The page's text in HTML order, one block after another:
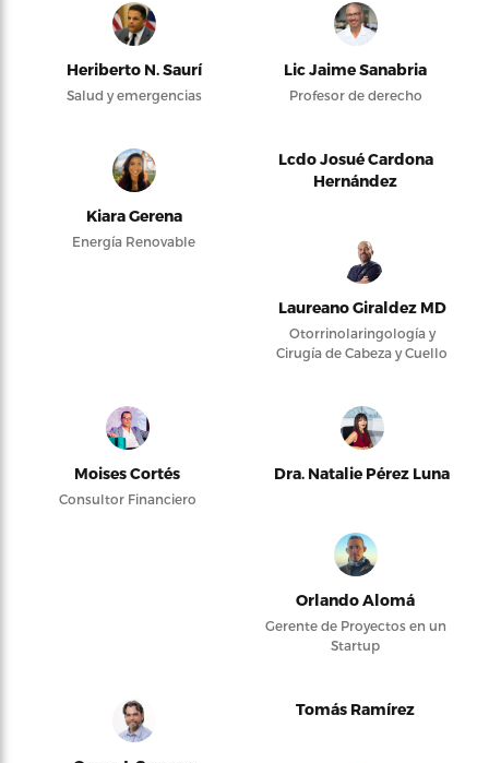
Heriberto N. Saurí
Salud y emergencias
Lic Jaime Sanabria
Profesor de derecho
Kiara Gerena
Energía Renovable
Lcdo Josué Cardona
Hernández
Laureano Giraldez MD
Otorrinolaringología y
Cirugía de Cabeza y Cuello
Moises Cortés
Consultor Financiero
Dra. Natalie Pérez Luna
Orlando Alomá
Gerente de Proyectos en un
Startup
Tomás Ramírez